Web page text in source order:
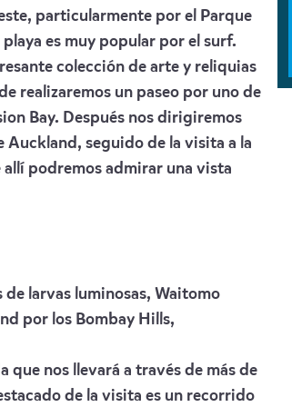
particularmente por el Parque
es muy popular por el surf.
colección de arte y reliquias
realizaremos un paseo por uno de
Bay. Después nos dirigiremos
Auckland, seguido de la visita a la
allí podremos admirar una vista
de larvas luminosas, Waitomo
por los Bombay Hills,
nos llevará a través de más de
de la visita es un recorrido